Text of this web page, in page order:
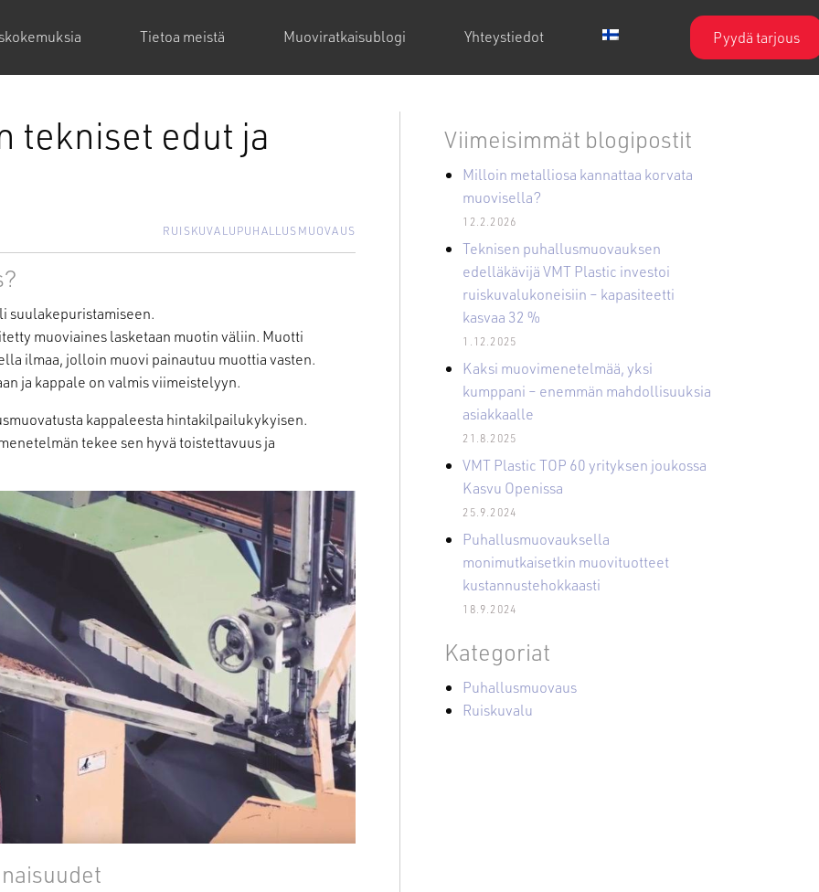
Tietoa meistä Muoviratkaisublogi Yhteystiedot Pyydä tarjous
tekniset edut ja
PUHALLUSMUOVAUS
RUISKUVALU
suulakepuristamiseen.
muoviaines lasketaan muotin väliin. Muotti
ilmaa, jolloin muovi painautuu muottia vasten.
ja kappale on valmis viimeistelyyn.
kappaleesta hintakilpailukykyisen.
tekee sen hyvä toistettavuus ja
Viimeisimmät blogipostit
Milloin metalliosa kannattaa korvata
muovisella?
12.2.2026
Teknisen puhallusmuovauksen
edelläkävijä VMT Plastic investoi
ruiskuvalukoneisiin – kapasiteetti
kasvaa 32 %
1.12.2025
Kaksi muovimenetelmää, yksi
kumppani – enemmän mahdollisuuksia
asiakkaalle
21.8.2025
VMT Plastic TOP 60 yrityksen joukossa
Kasvu Openissa
25.9.2024
Puhallusmuovauksella
monimutkaisetkin muovituotteet
kustannustehokkaasti
18.9.2024
Kategoriat
Puhallusmuovaus
Ruiskuvalu